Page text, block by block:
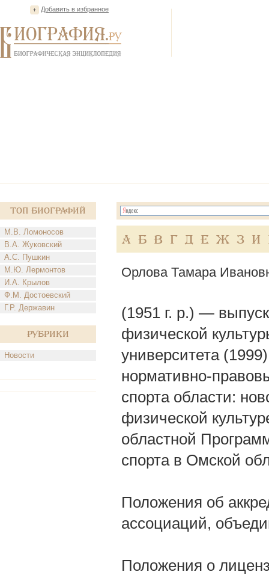
Добавить в избранное
Топ Биографий
М.В. Ломоносов
В.А. Жуковский
А.С. Пушкин
М.Ю. Лермонтов
И.А. Крылов
Ф.М. Достоевский
Г.Р. Державин
Рубрики
Новости
А Б В Г Д Е Ж З И
Орлова Тамара
(1951 г. р.) —
физической
университета
нормативно-
спорта области:
физической
областной
спорта в Омской
Положения об
ассоциаций,
Положения о